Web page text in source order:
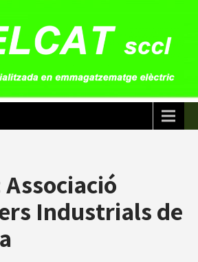
Associació
Industrials de